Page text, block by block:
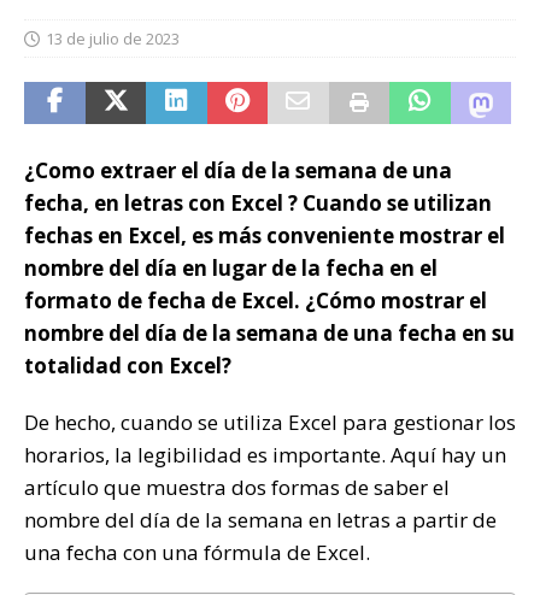
13 de julio de 2023
¿Como extraer el día de la semana de una
fecha, en letras con Excel ? Cuando se utilizan
fechas en Excel, es más conveniente mostrar el
nombre del día en lugar de la fecha en el
formato de fecha de Excel. ¿Cómo mostrar el
nombre del día de la semana de una fecha en su
totalidad con Excel?
De hecho, cuando se utiliza Excel para gestionar los
horarios, la legibilidad es importante. Aquí hay un
artículo que muestra dos formas de saber el
nombre del día de la semana en letras a partir de
una fecha con una fórmula de Excel.